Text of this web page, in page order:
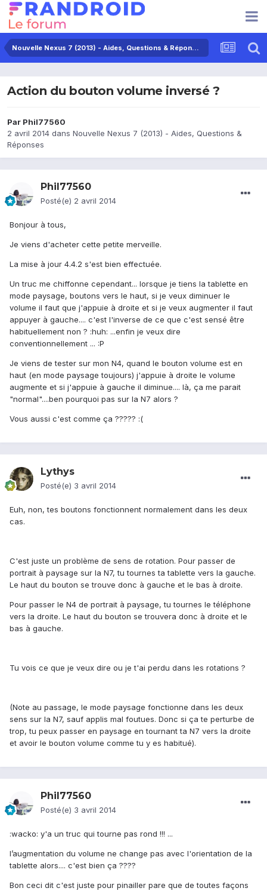
Nouvelle Nexus 7 (2013) - Aides, Questions & Réponses
Action du bouton volume inversé ?
Par Phil77560
2 avril 2014 dans Nouvelle Nexus 7 (2013) - Aides, Questions &
Réponses
Phil77560
Posté(e) 2 avril 2014
Bonjour à tous,
Je viens d'acheter cette petite merveille.
La mise à jour 4.4.2 s'est bien effectuée.
Un truc me chiffonne cependant... lorsque je tiens la tablette en
mode paysage, boutons vers le haut, si je veux diminuer le
volume il faut que j'appuie à droite et si je veux augmenter il faut
appuyer à gauche.... c'est l'inverse de ce que c'est sensé être
habituellement non ? :huh: ...enfin je veux dire
conventionnellement ... :P
Je viens de tester sur mon N4, quand le bouton volume est en
haut (en mode paysage toujours) j'appuie à droite le volume
augmente et si j'appuie à gauche il diminue.... là, ça me parait
"normal"....ben pourquoi pas sur la N7 alors ?
Vous aussi c'est comme ça ????? :(
Lythys
Posté(e) 3 avril 2014
Euh, non, tes boutons fonctionnent normalement dans les deux
cas.
C'est juste un problème de sens de rotation. Pour passer de
portrait à paysage sur la N7, tu tournes ta tablette vers la gauche.
Le haut du bouton se trouve donc à gauche et le bas à droite.
Pour passer le N4 de portrait à paysage, tu tournes le téléphone
vers la droite. Le haut du bouton se trouvera donc à droite et le
bas à gauche.
Tu vois ce que je veux dire ou je t'ai perdu dans les rotations ?
(Note au passage, le mode paysage fonctionne dans les deux
sens sur la N7, sauf applis mal foutues. Donc si ça te perturbe de
trop, tu peux passer en paysage en tournant ta N7 vers la droite
et avoir le bouton volume comme tu y es habitué).
Phil77560
Posté(e) 3 avril 2014
:wacko: y'a un truc qui tourne pas rond !!! ...
l’augmentation du volume ne change pas avec l'orientation de la
tablette alors.... c'est bien ça ????
Bon ceci dit c'est juste pour pinailler pare que de toutes façons